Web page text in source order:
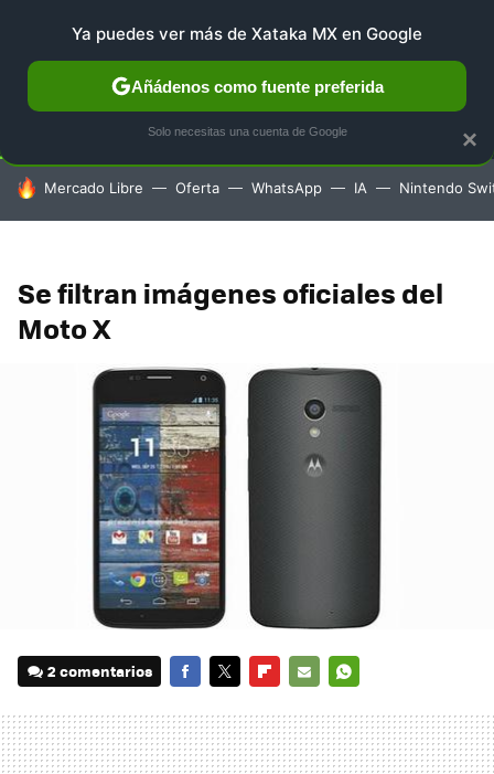
SELECCIÓN GAMING HOME AUTO TERRITORIO
HOY SE HABLA DE
Mercado Libre Oferta WhatsApp IA Nintendo
Se filtran imágenes oficiales del
Moto X
2 comentarios
MAIL
×
Ya puedes ver más de Xataka MX en Google
Añádenos como fuente preferida
Solo necesitas una cuenta de Google